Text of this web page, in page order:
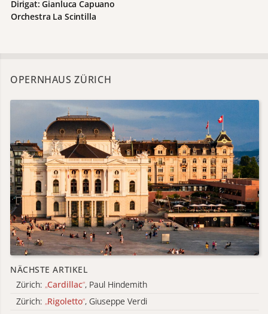
Dirigat: Gianluca Capuano
Orchestra La Scintilla
OPERNHAUS ZÜRICH
NÄCHSTE ARTIKEL
Zürich: „Cardillac“, Paul Hindemith
Zürich: „Rigoletto“, Giuseppe Verdi